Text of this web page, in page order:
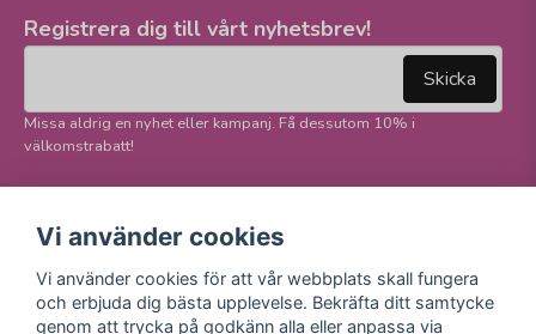
Registrera dig till vårt nyhetsbrev!
Skicka
Missa aldrig en nyhet eller kampanj. Få dessutom 10% i
välkomstrabatt!
sociala medier!
Facebook
Instagram
E-handel
Vi använder cookies
Vi använder cookies för att vår webbplats skall fungera
och erbjuda dig bästa upplevelse. Bekräfta ditt samtycke
genom att trycka på godkänn alla eller anpassa via